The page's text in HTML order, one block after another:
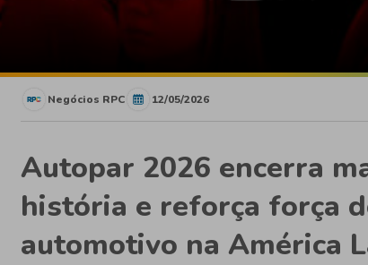
Negócios RPC 12/05/2026
Autopar 2026 encerra
história e reforça força
automotivo na América